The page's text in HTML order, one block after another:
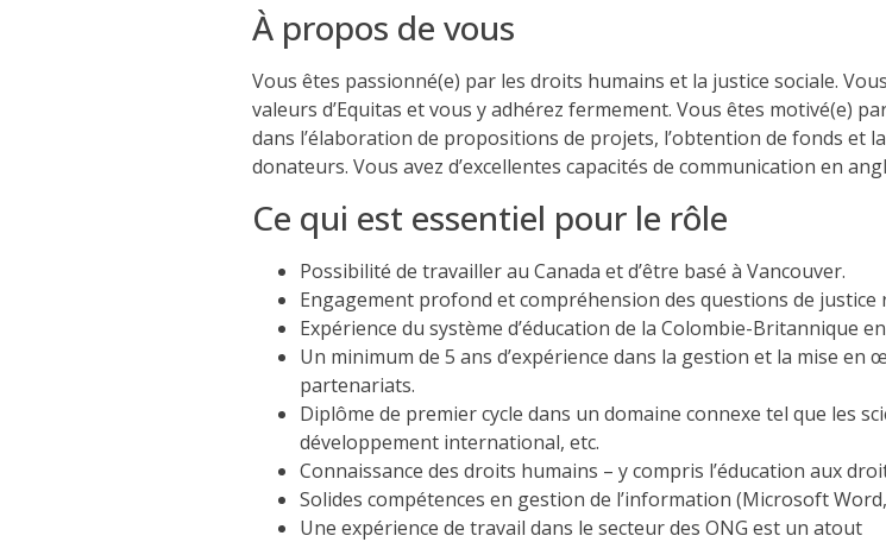
À propos de vous
Vous êtes passionné(e) par les droits humains et la justice sociale.
valeurs d’Equitas et vous y adhérez fermement. Vous êtes motivé(e)
dans l’élaboration de propositions de projets, l’obtention de fonds et
donateurs. Vous avez d’excellentes capacités de communication en
Ce qui est essentiel pour le rôle
Possibilité de travailler au Canada et d’être basé à Vancouver.
Engagement profond et compréhension des questions de justice
Expérience du système d’éducation de la Colombie-Britannique
Un minimum de 5 ans d’expérience dans la gestion et la mise
partenariats.
Diplôme de premier cycle dans un domaine connexe tel que les
développement international, etc.
Connaissance des droits humains – y compris l’éducation aux
Solides compétences en gestion de l’information (Microsoft
Une expérience de travail dans le secteur des ONG est un atout